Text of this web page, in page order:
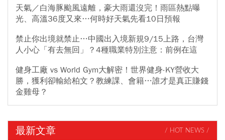
天氣／白海豚颱風遠離，豪大雨還沒完！雨區熱點曝
光、高溫36度又來…何時好天氣先看10日預報
禁止你出境就禁止…中國出入境新規9/15上路，台灣
人小心「有去無回」？4種職業特別注意：前例在這
健身工廠 vs World Gym大解密！世界健身-KY營收大
勝，獲利卻輸給柏文？教練課、會籍…誰才是真正賺錢
金雞母？
最新文章 / HOT NEWS /